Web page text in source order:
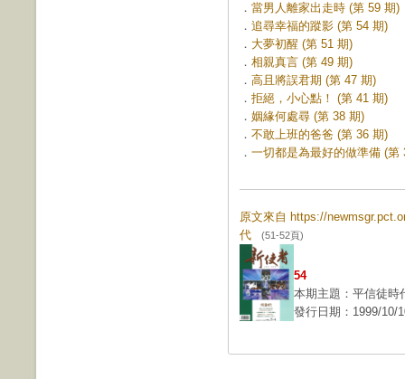
． 當男人離家出走時 (第 59 期)
． 追尋幸福的蹤影 (第 54 期)
． 大夢初醒 (第 51 期)
． 相親真言 (第 49 期)
． 高且將誤君期 (第 47 期)
． 拒絕，小心點！ (第 41 期)
． 姻緣何處尋 (第 38 期)
． 不敢上班的爸爸 (第 36 期)
． 一切都是為最好的做準備 (第
原文來自 https://
代 (51-52頁)
54
本期主題：平信徒時
發行日期：1999/10/